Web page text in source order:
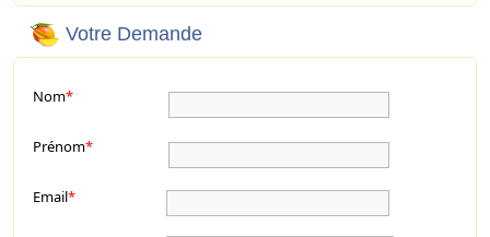
Votre Demande
Nom*
Prénom*
Email*